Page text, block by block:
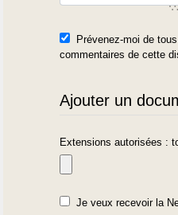
Prévenez-moi de
commentaires de cette
Ajouter un
Extensions autorisées :
Je veux recevoir la